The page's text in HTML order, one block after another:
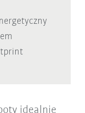
idealnie